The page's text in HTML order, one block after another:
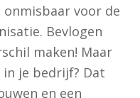
onmisbaar voor de
Bevlogen
maken! Maar
je bedrijf? Dat
en een